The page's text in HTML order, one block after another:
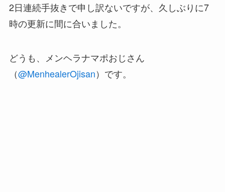
2日連続手抜きで申し訳ないですが、久しぶりに7
時の更新に間に合いました。
どうも、メンヘラナマポおじさん
（@MenhealerOjisan）です。